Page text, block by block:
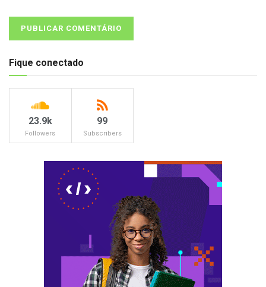
Fique conectado
23.9k
Followers
99
Subscribers